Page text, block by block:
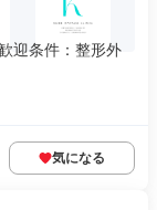
迎条件：整形外
気になる